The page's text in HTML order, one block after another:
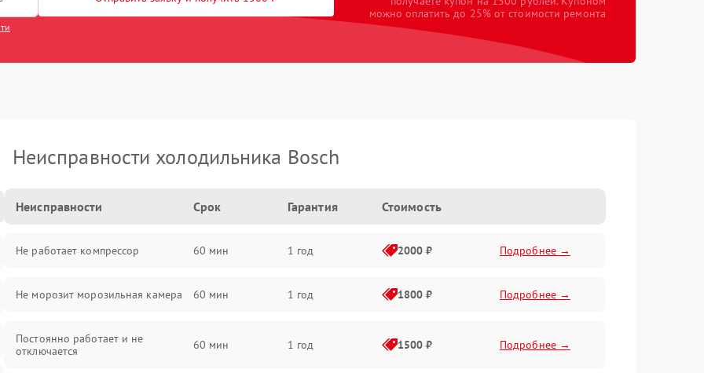
можно оплатить до 25% от стоимости ремонта
Неисправности холодильника Bosch
Неисправности Срок Гарантия Стоимость
Не работает компрессор 60 мин 1 год 2000 ₽ Подробнее →
Не морозит морозильная камера 60 мин 1 год 1800 ₽ Подробнее →
Постоянно работает и не
отключается
60 мин 1 год 1500 ₽ Подробнее →